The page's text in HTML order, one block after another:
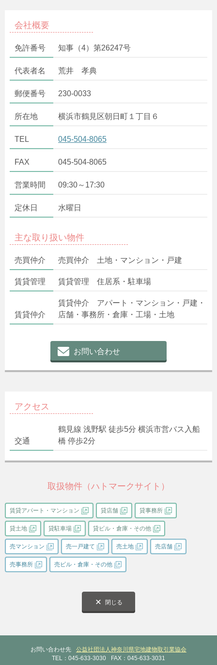
会社概要
免許番号 知事（4）第26247号
代表者名 荒井 孝典
郵便番号 230-0033
所在地 横浜市鶴見区朝日町１丁目６
TEL 045-504-8065
FAX 045-504-8065
営業時間 09:30～17:30
定休日 水曜日
主な取り扱い物件
売買仲介 売買仲介 土地・マンション・戸建
賃貸管理 賃貸管理 住居系・駐車場
賃貸仲介
賃貸仲介 アパート・マンション・戸建・
店舗・事務所・倉庫・工場・土地
お問い合わせ
アクセス
交通
鶴見線 浅野駅 徒歩5分 横浜市営バス入船
橋 停歩2分
取扱物件（ハトマークサイト）
賃貸アパート・マンション 貸店舗 貸事務所
貸土地 貸駐車場 貸ビル・倉庫・その他
売マンション 売一戸建て 売土地 売店舗
売事務所 売ビル・倉庫・その他
閉じる
お問い合わせ先
公益社団法人神奈川県宅地建物取引業協会
TEL：045-633-3030
FAX：045-633-3031